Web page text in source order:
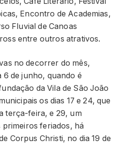
Encontro de Academias,
Fluvial de Canoas
entre outros atrativos.
no decorrer do mês,
6 de junho, quando é
da Vila de São João
os dias 17 e 24, que
terça-feira, e 29, um
primeiros feriados, há
Corpus Christi, no dia 19 de